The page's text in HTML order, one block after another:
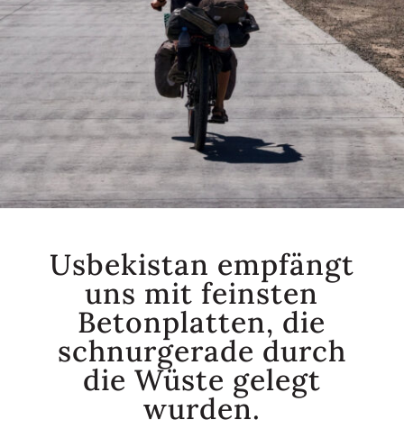
Usbekistan empfängt
uns mit feinsten
Betonplatten, die
schnurgerade durch
die Wüste gelegt
wurden.